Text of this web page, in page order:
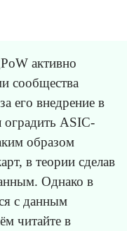
активно
сообщества
его внедрение в
ASIC-
образом
в теории сделав
Однако в
с данным
читайте в